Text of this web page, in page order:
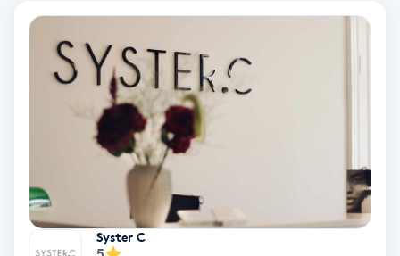
Fransar
Fransborttagning
Fransfärgning
Fransförlängning Megavolym
Syster C